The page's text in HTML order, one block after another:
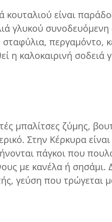
είναι
γλυκού
περγαμόντο,
η καλοκαιρινή σοδειά
μπαλίτσες ζύμης,
Στην Κέρκυρα
πάγκοι που
με κανέλα ή σησάμι.
γεύση που τρώγεται